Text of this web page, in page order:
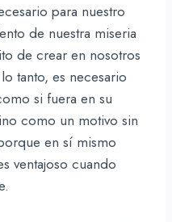
para nuestro
de nuestra miseria
de crear en nosotros
tanto, es necesario
si fuera en su
como un motivo sin
en sí mismo
ventajoso cuando